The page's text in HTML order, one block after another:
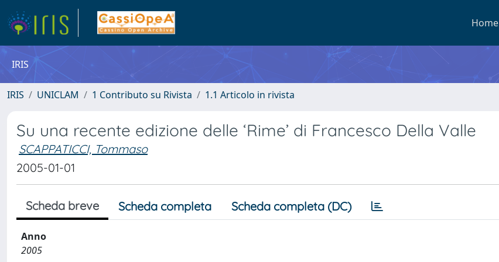
Home
IRIS
IRIS UNICLAM 1 Contributo su Rivista 1.1 Articolo in rivista
Su una recente edizione delle ‘Rime’ di Francesco Della Valle
SCAPPATICCI, Tommaso
2005-01-01
Scheda breve Scheda completa Scheda completa (DC)
Anno
2005